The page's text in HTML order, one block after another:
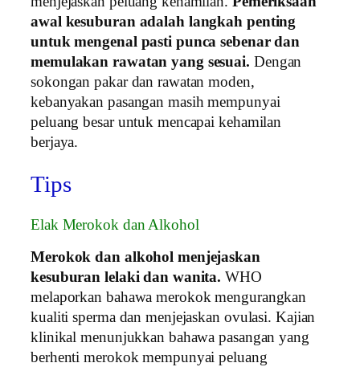
awal kesuburan adalah langkah penting
untuk mengenal pasti punca sebenar dan
memulakan rawatan yang sesuai. Dengan
sokongan pakar dan rawatan moden,
kebanyakan pasangan masih mempunyai
peluang besar untuk mencapai kehamilan
berjaya.
Tips
Elak Merokok dan Alkohol
Merokok dan alkohol menjejaskan
kesuburan lelaki dan wanita. WHO
melaporkan bahawa merokok mengurangkan
kualiti sperma dan menjejaskan ovulasi. Kajian
klinikal menunjukkan bahawa pasangan yang
berhenti merokok mempunyai peluang